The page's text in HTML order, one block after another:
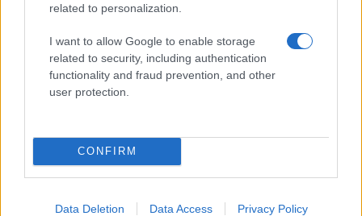
related to personalization.
I want to allow Google to enable storage
related to security, including authentication
functionality and fraud prevention, and other
user protection.
CONFIRM
Data Deletion Data Access Privacy Policy
Raid nelle campagne di Berchidda, rischio per
la rete elettrica
Monte Pino, via i cancelli del cantiere: la Gallura